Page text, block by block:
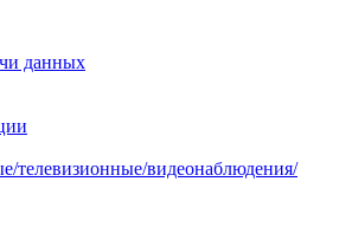
данных
телевизионные/видеонаблюдения/